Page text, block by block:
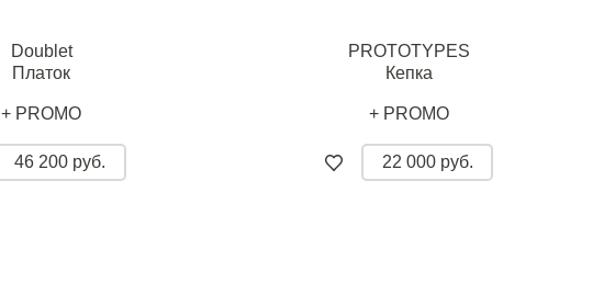
Doublet
Платок
+ PROMO
46 200 руб.
PROTOTYPES
Кепка
+ PROMO
22 000 руб.